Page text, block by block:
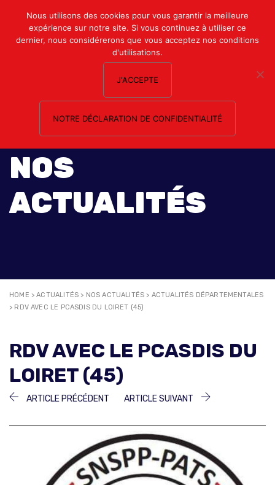
Mon compte
Nous contacter
NOS
ACTUALITÉS
HOME >ACTUALITÉS > NOS ACTUALITÉS > ACTUALITÉS DÉPARTEMENTALES
> RDV AVEC LE PCASDIS DU LOIRET (45)
RDV AVEC LE PCASDIS DU
LOIRET (45)
NAVIGATION
ARTICLE PRÉCÉDENT ARTICLE
ARTICLE SUIVANT
ARTICLE
Nous utilisons des cookies pour vous garantir la meilleure
expérience sur notre site. Si vous continuez à utiliser ce
dernier, nous considérerons que vous acceptez nos conditions
d'utilisations.
J'ACCEPTE
NOTRE DÉCLARATION DE CONFIDENTIALITÉ